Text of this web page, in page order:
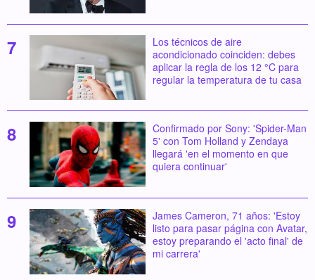
Los técnicos de aire
acondicionado coinciden: debes
aplicar la regla de los 12 °C para
regular la temperatura de tu casa
Confirmado por Sony: 'Spider-Man
5' con Tom Holland y Zendaya
llegará 'en el momento en que
quiera continuar'
James Cameron, 71 años: 'Estoy
listo para pasar página con Avatar,
estoy preparando el 'acto final' de
mi carrera'